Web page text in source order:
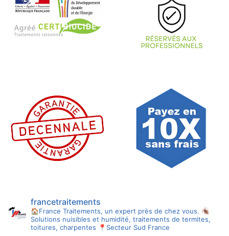
francetraitements
🏠France Traitements, un expert près de chez vous. 🪳
Solutions nuisibles et humidité, traitements de termites,
toitures, charpentes 📍Secteur Sud France